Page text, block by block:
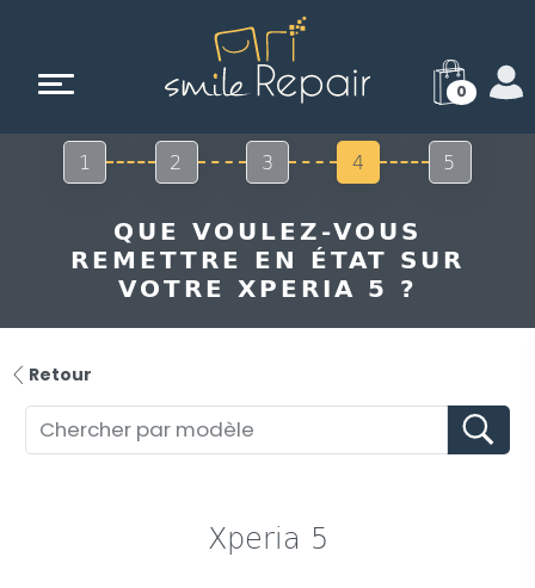
0
1 2 3 4 5
QUE VOULEZ-VOUS
REMETTRE EN ÉTAT SUR
VOTRE XPERIA 5 ?
Retour
Xperia 5